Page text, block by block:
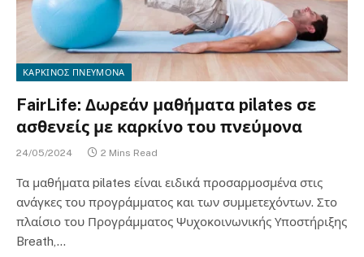
ΚΑΡΚΙΝΟΣ ΠΝΕΥΜΟΝΑ
FairLife: Δωρεάν μαθήματα pilates σε
ασθενείς με καρκίνο του πνεύμονα
24/05/2024 2 Mins Read
Τα μαθήματα pilates είναι ειδικά προσαρμοσμένα στις
ανάγκες του προγράμματος και των συμμετεχόντων. Στο
πλαίσιο του Προγράμματος Ψυχοκοινωνικής Υποστήριξης
Breath,…